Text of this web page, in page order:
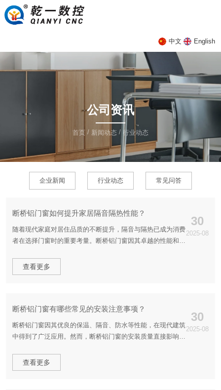
中文 English
公司资讯
首页 / 新闻动态 / 行业动态
企业新闻 行业动态 常见问答
30
2025-08
断桥铝门窗如何提升家居隔音隔热性能？
随着现代家庭对居住品质的不断提升，隔音与隔热已成为消费
者在选择门窗时的重要考量。断桥铝门窗因其卓越的性能和耐
断桥铝门窗设备的加工与应用。
查看更多
30
2025-08
断桥铝门窗有哪些常见的安装注意事项？
断桥铝门窗因其优良的保温、隔音、防水等性能，在现代建筑
中得到了广泛应用。然而，断桥铝门窗的安装质量直接影响其
事项。以下是断桥铝门窗设备常见的安装注意事项，供参考。
查看更多